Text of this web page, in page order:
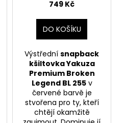
červená s výšivkou
749 Kč
DO KOŠÍKU
Výstřední snapback
kšiltovka Yakuza
Premium Broken
Legend BL 255v
červené barvě je
stvořena pro ty, kteří
chtějí okamžitě